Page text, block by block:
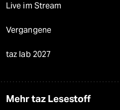
Live im Stream
Vergangene
taz lab 2027
Mehr taz Lesestoff